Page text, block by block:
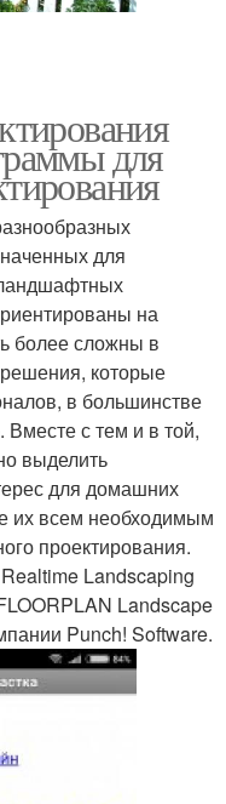
для
для
на
более сложны в
которые
в большинстве
с тем и в той,
выделить
для домашних
их всем необходимым
проектирования.
Landscaping
Landscape
Punch! Software.